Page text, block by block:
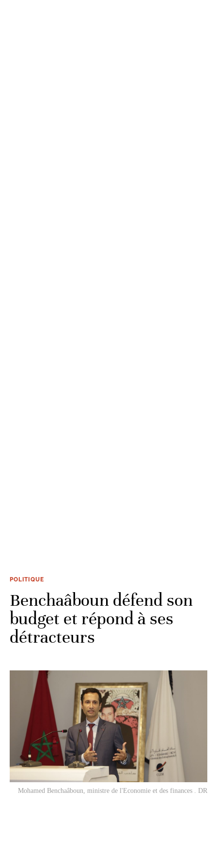
POLITIQUE
Benchaâboun défend son
budget et répond à ses
détracteurs
Mohamed Benchaâboun, ministre de l'Economie et des finances . DR